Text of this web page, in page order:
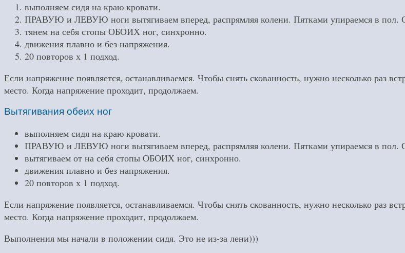
выполняем сидя на краю кровати.
ПРАВУЮ и ЛЕВУЮ ноги вытягиваем вперед, распрямляя колени. Пятками упираемся в пол.
тянем на себя стопы ОБОИХ ног, синхронно.
движения плавно и без напряжения.
20 повторов х 1 подход.
Если напряжение появляется, останавливаемся. Чтобы снять скованность, нужно несколько раз
место. Когда напряжение проходит, продолжаем.
Вытягивания обеих ног
выполняем сидя на краю кровати.
ПРАВУЮ и ЛЕВУЮ ноги вытягиваем вперед, распрямляя колени. Пятками упираемся в пол.
вытягиваем от на себя стопы ОБОИХ ног, синхронно.
движения плавно и без напряжения.
20 повторов х 1 подход.
Если напряжение появляется, останавливаемся. Чтобы снять скованность, нужно несколько раз
место. Когда напряжение проходит, продолжаем.
Выполнения мы начали в положении сидя. Это не из-за лени)))